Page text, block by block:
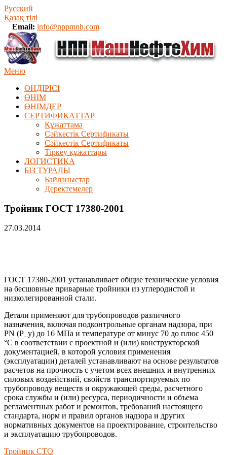
Русский
Қазақ тілі
Email: info@nppmnh.com
Меню
ӨНДІРІСІ
ӨНІМ
ӨHIМДЕР
СЕРТИФИКАТТАР
Құжаттама
Сәйкестік Сертификаты
Сәйкестік Сертификаты
Тіркеу құжаттары
ЛОГИСТИКА
БІЗ ТУРАЛЫ
Байланыстар
Деректемелер
Тройник ГОСТ 17380-2001
27.03.2014
ГОСТ 17380-2001 устанавливает общие технические условия
на бесшовные приварные тройники из углеродистой и
низколегированной стали.
Детали применяют для трубопроводов различного
назначения, включая подконтрольные органам надзора, при
PN (P_у) до 16 МПа и температуре от минус 70 до плюс 450
°С в соответствии с проектной и (или) конструкторской
документацией, в которой условия применения
(эксплуатации) деталей устанавливают на основе результатов
расчетов на прочность с учетом всех внешних и внутренних
силовых воздействий, свойств транспортируемых по
трубопроводу веществ и окружающей среды, расчетного
срока службы и (или) ресурса, периодичности и объема
регламентных работ и ремонтов, требований настоящего
стандарта, норм и правил органов надзора и других
нормативных документов на проектирование, строительство
и эксплуатацию трубопроводов.
Тройник СТО